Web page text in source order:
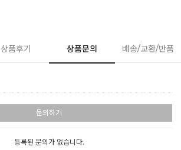
상품후기 상품문의 배송/교환/반품
문의하기
등록된 문의가 없습니다.